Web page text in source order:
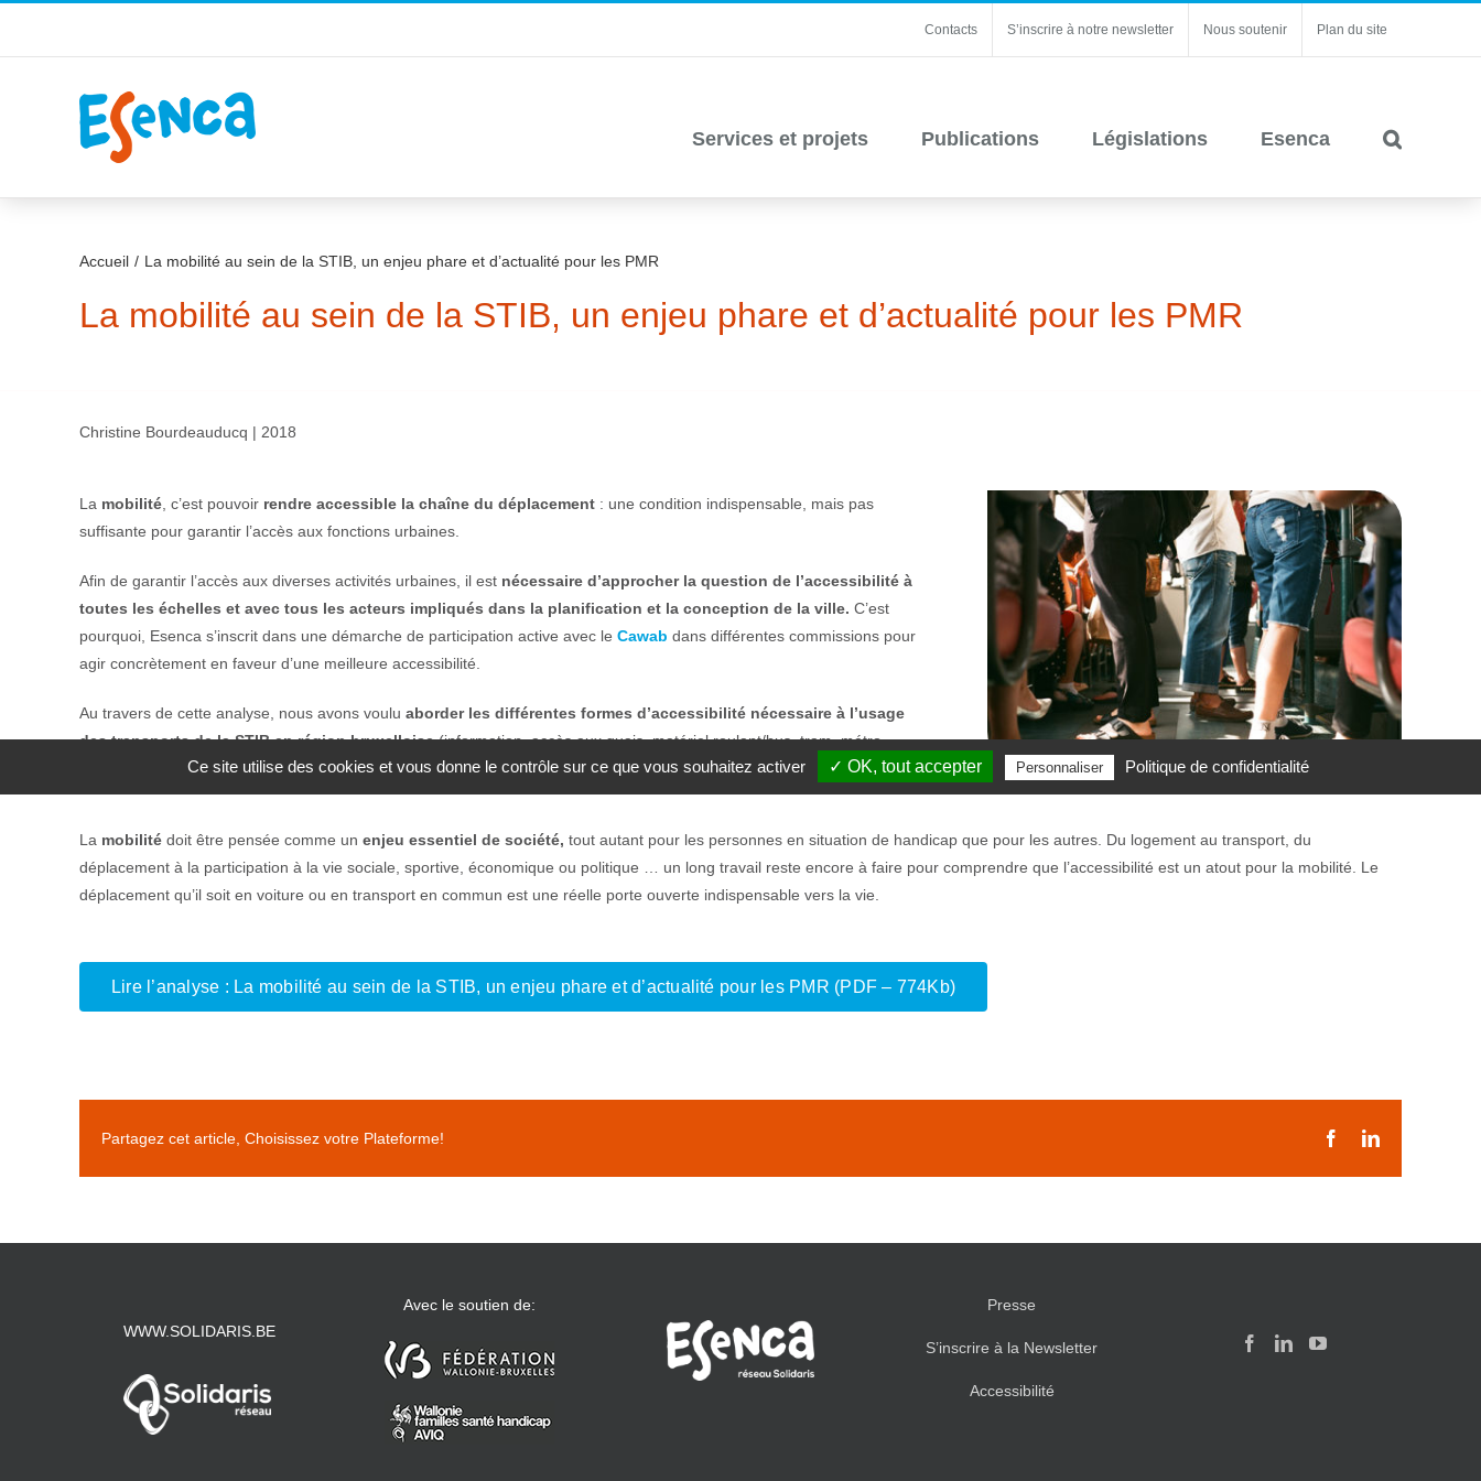
Contacts S’inscrire à notre newsletter Nous soutenir Plan du site
Services et projets Publications Législations Esenca
La mobilité au sein de la STIB, un enjeu phare et d’actualité pour les PMR
Accueil La mobilité au sein de la STIB, un enjeu phare et d’actualité pour les PMR
Christine Bourdeauducq | 2018
La mobilité, c’est pouvoir rendre accessible la chaîne du déplacement: une condition indispensable, mais pas
suffisante pour garantir l’accès aux fonctions urbaines.
Afin de garantir l’accès aux diverses activités urbaines, il est nécessaire d’approcher la question de l’accessibilité à
toutes les échelles et avec tous les acteurs impliqués dans la planification et la conception de la ville. C’est
pourquoi, Esenca s’inscrit dans une démarche de participation active avec le Cawab dans différentes commissions pour
agir concrètement en faveur d’une meilleure accessibilité.
Au travers de cette analyse, nous avons voulu aborder les différentes formes d’accessibilité nécessaire à l’usage
des transports de la STIB en région bruxelloise(information, accès aux quais, matériel roulant/bus, tram, métro,
personnel et services).
La mobilité doit être pensée comme un enjeu essentiel de société, tout autant pour les personnes en situation de handicap que pour les autres. Du logement au transport, du
déplacement à la participation à la vie sociale, sportive, économique ou politique … un long travail reste encore à faire pour comprendre que l’accessibilité est un atout pour la mobilité. Le
déplacement qu’il soit en voiture ou en transport en commun est une réelle porte ouverte indispensable vers la vie.
Lire l’analyse : La mobilité au sein de la STIB, un enjeu phare et d’actualité pour les PMR (PDF – 774Kb)
Partagez cet article, Choisissez votre Plateforme! FacebookLinkedIn
WWW.SOLIDARIS.BE
Avec le soutien de: Presse
S’inscrire à la Newsletter
Accessibilité
Ce site utilise des cookies et vous donne le contrôle sur ce que vous souhaitez activer ✓ OK, tout accepter Personnaliser Politique de confidentialité